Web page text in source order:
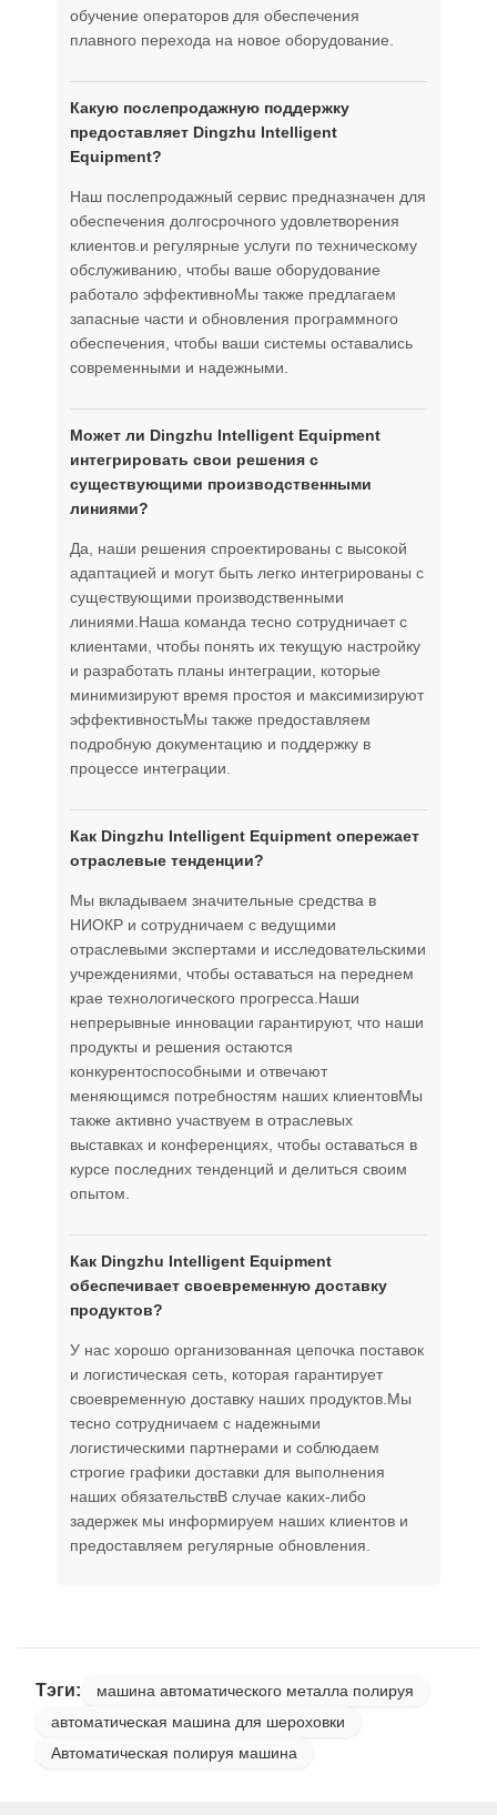
обучение операторов для обеспечения
плавного перехода на новое оборудование.
Какую послепродажную поддержку
предоставляет Dingzhu Intelligent
Equipment?
Наш послепродажный сервис предназначен для
обеспечения долгосрочного удовлетворения
клиентов.и регулярные услуги по техническому
обслуживанию, чтобы ваше оборудование
работало эффективноМы также предлагаем
запасные части и обновления программного
обеспечения, чтобы ваши системы оставались
современными и надежными.
Может ли Dingzhu Intelligent Equipment
интегрировать свои решения с
существующими производственными
линиями?
Да, наши решения спроектированы с высокой
адаптацией и могут быть легко интегрированы с
существующими производственными
линиями.Наша команда тесно сотрудничает с
клиентами, чтобы понять их текущую настройку
и разработать планы интеграции, которые
минимизируют время простоя и максимизируют
эффективностьМы также предоставляем
подробную документацию и поддержку в
процессе интеграции.
Как Dingzhu Intelligent Equipment опережает
отраслевые тенденции?
Мы вкладываем значительные средства в
НИОКР и сотрудничаем с ведущими
отраслевыми экспертами и исследовательскими
учреждениями, чтобы оставаться на переднем
крае технологического прогресса.Наши
непрерывные инновации гарантируют, что наши
продукты и решения остаются
конкурентоспособными и отвечают
меняющимся потребностям наших клиентовМы
также активно участвуем в отраслевых
выставках и конференциях, чтобы оставаться в
курсе последних тенденций и делиться своим
опытом.
Как Dingzhu Intelligent Equipment
обеспечивает своевременную доставку
продуктов?
У нас хорошо организованная цепочка поставок
и логистическая сеть, которая гарантирует
своевременную доставку наших продуктов.Мы
тесно сотрудничаем с надежными
логистическими партнерами и соблюдаем
строгие графики доставки для выполнения
наших обязательствВ случае каких-либо
задержек мы информируем наших клиентов и
предоставляем регулярные обновления.
Тэги:
машина автоматического металла полируя
автоматическая машина для шероховки
Автоматическая полируя машина